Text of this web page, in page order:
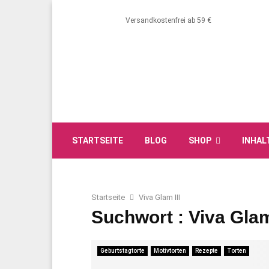
Versandkostenfrei ab 59 €
STARTSEITE BLOG SHOP
Startseite Viva Glam III
Suchwort : Viva
Geburtstagtorte Motivtorten Rezepte Torten